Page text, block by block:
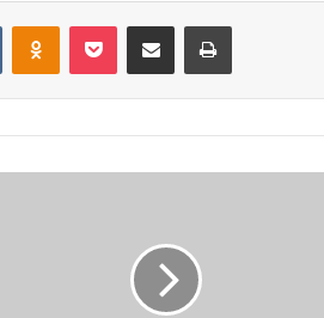
VKontakteOdnoklassniki
Pocket Partager par email Imprimer